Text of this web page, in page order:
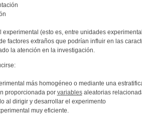
experimental (esto es, entre unidades
factores extraños que podrían influir en las
la atención en la investigación.
más homogéneo o mediante una
proporcionada por variablesaleatorias
al dirigir y desarrollar el experimento
muy eficiente.